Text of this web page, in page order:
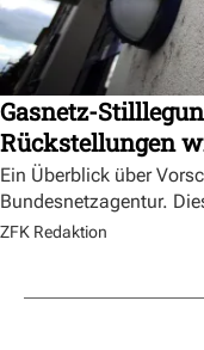
Gasnetz-
Rückstellungen
Ein Überblick über
Bundesnetzagentur.
ZFK Redaktion